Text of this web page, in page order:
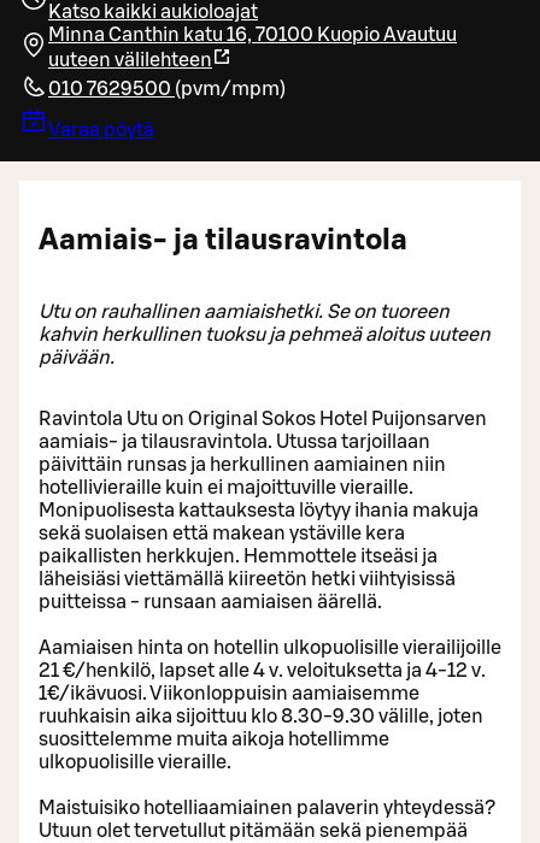
Katso kaikki aukioloajat
Minna Canthin katu 16, 70100 KuopioAvautuu
uuteen välilehteen
010 7629500 (pvm/mpm)
Varaa pöytä
Aamiais- ja tilausravintola
Utu on rauhallinen aamiaishetki. Se on tuoreen
kahvin herkullinen tuoksu ja pehmeä aloitus uuteen
päivään.
Ravintola Utu on Original Sokos Hotel Puijonsarven
aamiais- ja tilausravintola. Utussa tarjoillaan
päivittäin runsas ja herkullinen aamiainen niin
hotellivieraille kuin ei majoittuville vieraille.
Monipuolisesta kattauksesta löytyy ihania makuja
sekä suolaisen että makean ystäville kera
paikallisten herkkujen. Hemmottele itseäsi ja
läheisiäsi viettämällä kiireetön hetki viihtyisissä
puitteissa - runsaan aamiaisen äärellä.
Aamiaisen hinta on hotellin ulkopuolisille vierailijoille
21 €/henkilö, lapset alle 4 v. veloituksetta ja 4-12 v.
1€/ikävuosi. Viikonloppuisin aamiaisemme
ruuhkaisin aika sijoittuu klo 8.30-9.30 välille, joten
suosittelemme muita aikoja hotellimme
ulkopuolisille vieraille.
Maistuisiko hotelliaamiainen palaverin yhteydessä?
Utuun olet tervetullut pitämään sekä pienempää